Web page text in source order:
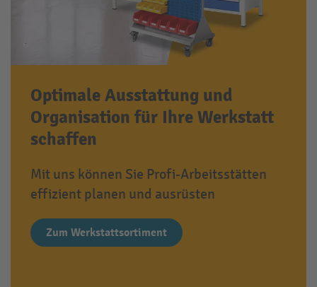
Optimale Ausstattung und
Organisation für Ihre Werkstatt
schaffen
Mit uns können Sie Profi-Arbeitsstätten
effizient planen und ausrüsten
Zum Werkstattsortiment